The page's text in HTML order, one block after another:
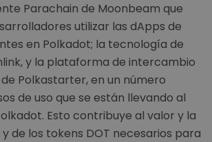
Parachain de Moonbeam que
utilizar las dApps de
en Polkadot; la tecnología de
y la plataforma de intercambio
Polkastarter, en un número
de uso que se están llevando al
Esto contribuye al valor y la
de los tokens DOT necesarios para